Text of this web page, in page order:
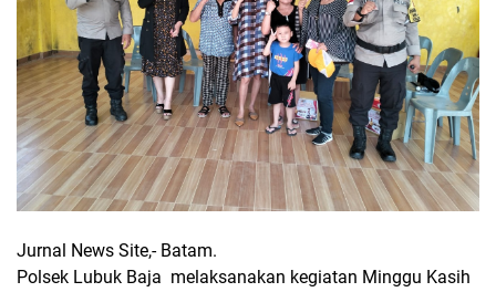
Jurnal News Site,- Batam.
Polsek Lubuk Baja melaksanakan kegiatan Minggu Kasih